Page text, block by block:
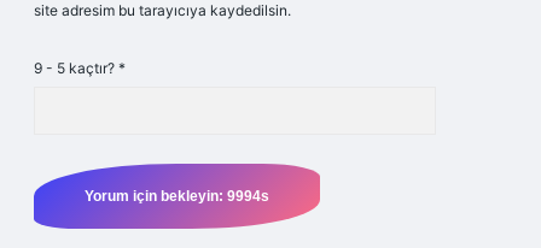
site adresim bu tarayıcıya kaydedilsin.
9 - 5 kaçtır? *